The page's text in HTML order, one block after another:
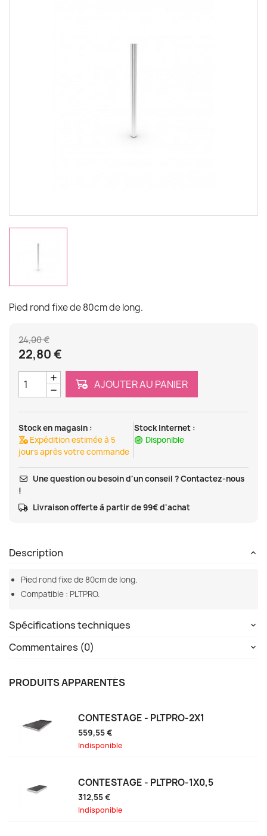
Pied rond fixe de 80cm de long.
24,00 €
22,80 €
AJOUTER AU PANIER
Stock en magasin :
Expédition estimée à 5
jours après votre commande
Stock Internet :
Disponible
Une question ou besoin d'un conseil ? Contactez-nous
!
Livraison offerte à partir de 99€ d'achat
Description
Pied rond fixe de 80cm de long.
Compatible : PLTPRO.
Spécifications techniques
Commentaires (0)
PRODUITS APPARENTÉS
CONTESTAGE - PLTPRO-2X1
559,55 €
Indisponible
CONTESTAGE - PLTPRO-1X0,5
312,55 €
Indisponible